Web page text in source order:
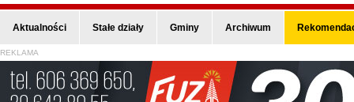
Aktualności Stałe działy Gminy Archiwum
REKLAMA